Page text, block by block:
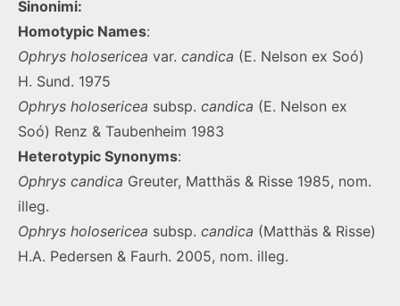
Sinonimi:
Homotypic Names:
Ophrys holosericea var. candica (E. Nelson ex Soó)
H. Sund. 1975
Ophrys holosericea subsp. candica (E. Nelson ex
Soó) Renz & Taubenheim 1983
Heterotypic Synonyms:
Ophrys candica Greuter, Matthäs & Risse 1985, nom.
illeg.
Ophrys holosericea subsp. candica (Matthäs & Risse)
H.A. Pedersen & Faurh. 2005, nom. illeg.